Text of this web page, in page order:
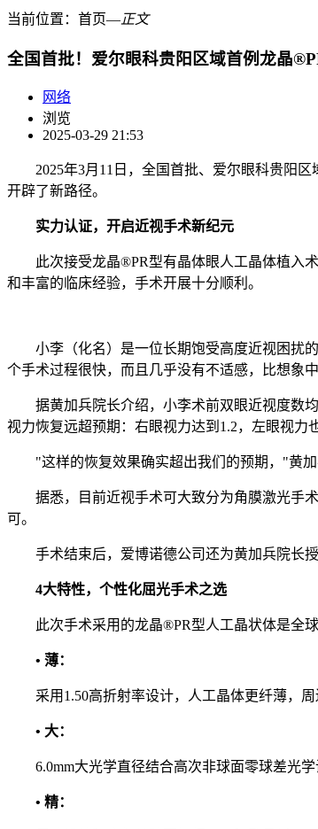
当前位置： 首页―正文
全国首批！爱尔眼科贵阳区域首例龙晶
网络
浏览
2025-03-29 21:53
2025年3月11日，全国首批、爱尔眼科贵阳区
开辟了新路径。
实力认证，开启近视手术新纪元
此次接受龙晶®PR型有晶体眼人工晶体植入术
和丰富的临床经验，手术开展十分顺利。
小李（化名）是一位长期饱受高度近视困扰的
个手术过程很快，而且几乎没有不适感，比想象
据黄加兵院长介绍，小李术前双眼近视度数均
视力恢复远超预期：右眼视力达到1.2，左眼视力
"这样的恢复效果确实超出我们的预期，"黄加
据悉，目前近视手术可大致分为角膜激光手术
可。
手术结束后，爱博诺德公司还为黄加兵院长授
4大特性，个性化屈光手术之选
此次手术采用的龙晶®PR型人工晶状体是全球
• 薄：
采用1.50高折射率设计，人工晶体更纤薄，周
• 大：
6.0mm大光学直径结合高次非球面零球差光学
• 精：